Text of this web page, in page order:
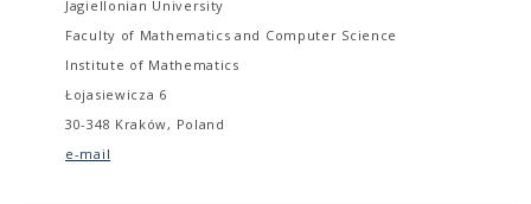
Jagiellonian University
Faculty of Mathematics and Computer Science
Institute of Mathematics
Łojasiewicza 6
30-348 Kraków, Poland
e-mail